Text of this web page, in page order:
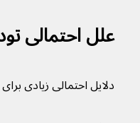
علل احتمالی
دلایل احتمالی زیادی